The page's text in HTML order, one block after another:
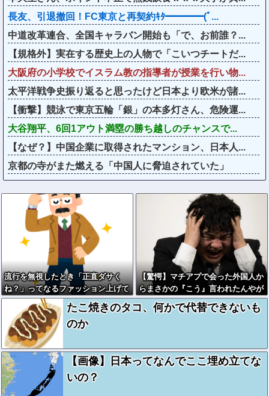
長友、引退撤回！FC東京と再契約ｷﾀ━━━━(ﾟ...
中道改革連合、全国キャラバン開始も「で、お前誰？...
【規格外】実在する歴史上の人物で「こいつチートだ...
大阪府の小学校でイスラム教の指導者が授業を行い物...
太平洋戦争史振り返ると思ったけど日本より欧米が諸...
【衝撃】競泳で東京五輪「銀」の本多灯さん、危険運...
大谷翔平、6回1アウト満塁の勝ち越しのチャンスで...
【なぜ？】中国企業に取得されたマンション、日本人...
京都の寺がまた燃える「中国人に脅迫されていた」
流行を無視したとき「正直ダサく
ね？」ってなるファッション上げて
け
【驚愕】マチアプで会った外国人か
らまさかの『こう』言われたんやが
これワイ詰みか？？？？？？？
たこ焼きのタコ、何かで代替できないも
のか
【画像】日本ってなんでここ埋め立てな
いの？